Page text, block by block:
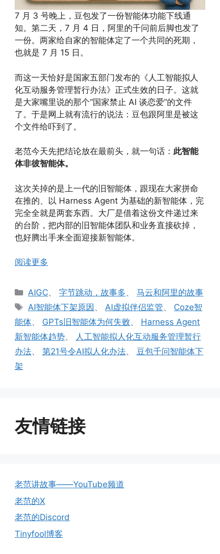
7 月 3 号晚上，豆包发了一份智能体功能下线通
知。第二天，7 月 4 日，阿里的千问前后脚也发了
一份。两家给自家的智能体定了一个共同的死期，
也就是 7 月 15 日。
而这一天恰好是国家五部门发布的《人工智能拟人
化互动服务管理暂行办法》正式生效的日子。这就
是大家嘴里说的那个“国家禁止 AI 谈恋爱”的文件
了。于是网上就有流行的说法：豆包跟阿里是被这
个文件给吓到了。
老范今天先把结论放在最前头，就一句话： 此智能
体非彼智能体。
这次关掉的是上一代的旧智能体，跟现在大家拼命
在推的、以 Harness Agent 为基础的新智能体，完
完全全就是两套东西。大厂是借着这份文件递过来
的台阶，把内部的旧智能体团队和业务直接砍掉，
也好腾出手来全面迎接新智能体。
阅读更多
分
类
AIGC、字节跳动，故事多 、马云和阿里的故事
标
签
AI智能体下架原因 、AI虚拟伴侣监管、 Coze智
能体、 GPTs旧智能体为何失败、 Harness Agent
新智能体趋势、
人工智能拟人化互动服务管理暂行
办法、 第21号令AI拟人化办法、 豆包千问智能体下
架
友情链接
老范讲故事——YouTube频道
老范的X
老范的Discord
Tinyfool博客